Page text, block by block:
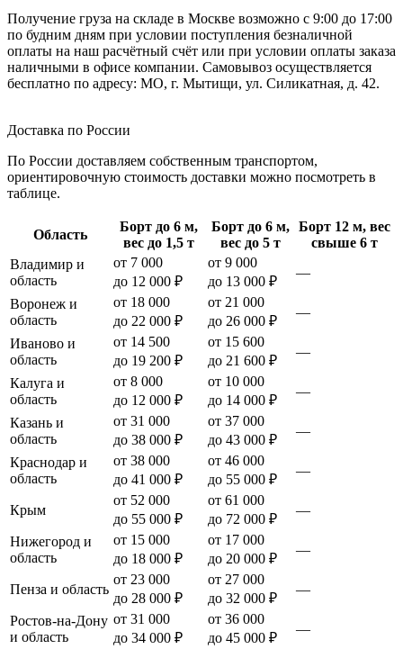
Получение груза на складе в Москве возможно с 9:00 до 17:00
по будним дням при условии поступления безналичной
оплаты на наш расчётный счёт или при условии оплаты заказа
наличными в офисе компании. Самовывоз осуществляется
бесплатно по адресу: МО, г. Мытищи, ул. Силикатная, д. 42.
Доставка по России
По России доставляем собственным транспортом,
ориентировочную стоимость доставки можно посмотреть в
таблице.
Область
Борт до 6 м,
вес до 1,5 т
Борт до 6 м,
вес до 5 т
Борт 12 м, вес
свыше 6 т
Владимир и
область
от 7 000
до 12 000 ₽
от 9 000
до 13 000 ₽
—
Воронеж и
область
от 18 000
до 22 000 ₽
от 21 000
до 26 000 ₽
—
Иваново и
область
от 14 500
до 19 200 ₽
от 15 600
до 21 600 ₽
—
Калуга и
область
от 8 000
до 12 000 ₽
от 10 000
до 14 000 ₽
—
Казань и
область
от 31 000
до 38 000 ₽
от 37 000
до 43 000 ₽
—
Краснодар и
область
от 38 000
до 41 000 ₽
от 46 000
до 55 000 ₽
—
Крым
от 52 000
до 55 000 ₽
от 61 000
до 72 000 ₽
—
Нижегород и
область
от 15 000
до 18 000 ₽
от 17 000
до 20 000 ₽
—
Пенза и область
от 23 000
до 28 000 ₽
от 27 000
до 32 000 ₽
—
Ростов-на-Дону
и область
от 31 000
до 34 000 ₽
от 36 000
до 45 000 ₽
—